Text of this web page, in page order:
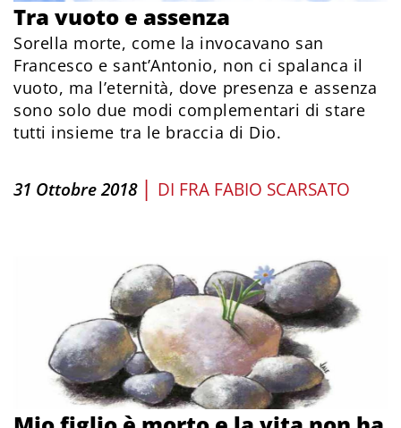
Tra vuoto e assenza
Sorella morte, come la invocavano san
Francesco e sant’Antonio, non ci spalanca il
vuoto, ma l’eternità, dove presenza e assenza
sono solo due modi complementari di stare
tutti insieme tra le braccia di Dio.
31 Ottobre 2018 | DI FRA FABIO SCARSATO